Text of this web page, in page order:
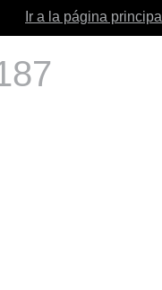
Ir a la página principal